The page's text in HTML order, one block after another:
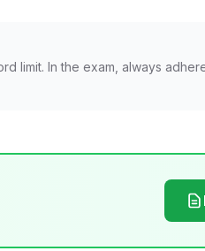
limit. In the exam, always